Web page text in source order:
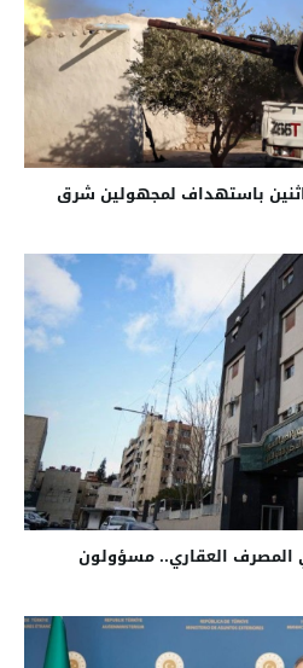
باستهداف لمجهولين شرق
في المصرف العقاري.. مسؤولون